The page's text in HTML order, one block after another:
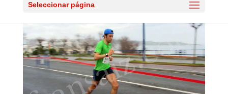
Seleccionar página